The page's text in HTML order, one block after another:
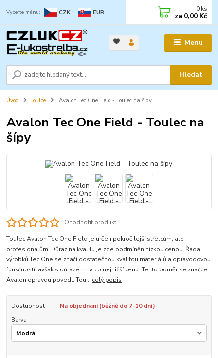
Menu
CZK EUR
Hledat
0 ks
za 0,00 Kč
Úvod Toulce Avalon Tec One Field - Toulec na šípy
Avalon Tec One Field - Toulec na
šípy
Ohodnotit produkt
Toulec Avalon Tec One Field je určen pokročilejší střelcům, ale i
profesionálům. Důraz na kvalitu je zde podmíněn nízkou cenou. Řada
výrobků Tec One se značí dostatečnou kvalitou materiálů a opravodovou
funkčností, avšak s důrazem na co nejnižší cenu. Tento poměr se značce
Avalon opravdu povedl. Tou... celý popis
Dostupnost
Na objednání (běžně do 7-10 dní)
Barva